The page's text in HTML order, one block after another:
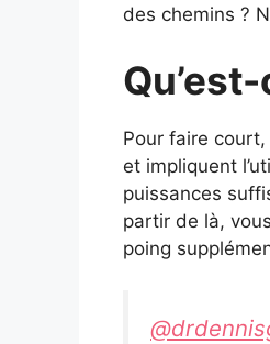
des chemins ?
Pour faire
et impliquent
puissances
partir de là,
poing